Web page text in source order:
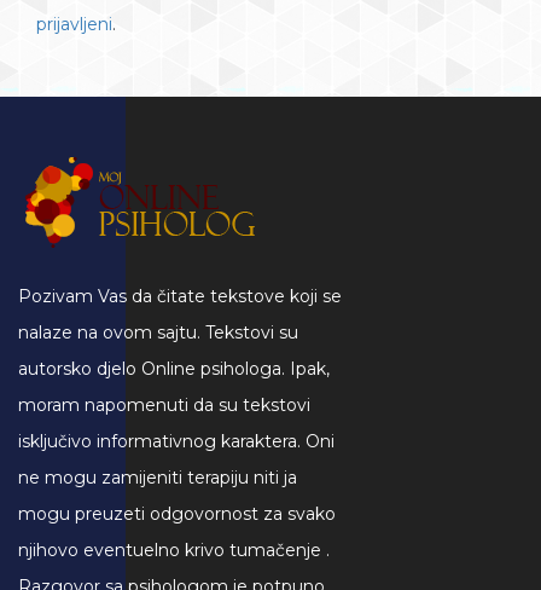
prijavljeni.
Pozivam Vas da čitate tekstove koji se
nalaze na ovom sajtu. Tekstovi su
autorsko djelo Online psihologa. Ipak,
moram napomenuti da su tekstovi
isključivo informativnog karaktera. Oni
ne mogu zamijeniti terapiju niti ja
mogu preuzeti odgovornost za svako
njihovo eventuelno krivo tumačenje .